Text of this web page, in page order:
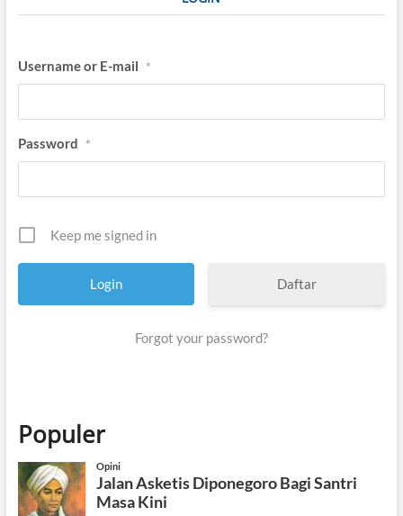
G
e
r
s
N
K
I
Username or E-mail *
Password *
Keep me signed in
Daftar
Forgot your password?
Populer